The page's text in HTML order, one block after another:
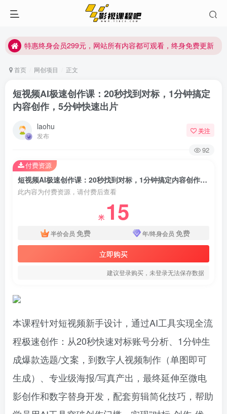
特惠终身会员299元，网站所有内容都可观看，终身免费更新
特惠终身会员299元，网站所有内容都可观看，终身免费更新
首页 网创项目 正文
短视频AI极速创作课：20秒找到对标，1分钟搞定
内容创作，5分钟快速出片
laohu
发布
关注
92
短视频AI极速创作课：20秒找到对标，1分钟搞定内容创作，5分钟快速出片
此内容为付费资源，请付费后查看
米 15
半价会员 免费 年/终身会员 免费
立即购买
建议登录购买，未登录无法保存数据
付费资源
本课程针对短视频新手设计，通过AI工具实现全流
程极速创作：从20秒快速对标账号分析、1分钟生
成爆款选题/文案，到数字人视频制作（单图即可
生成）、专业级海报/写真产出，最终延伸至微电
影创作和数字替身开发，配套剪辑简化技巧，帮助